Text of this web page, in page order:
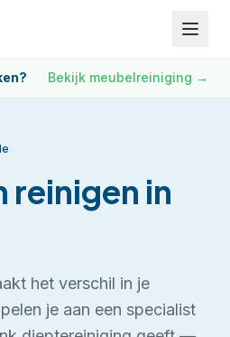
Bekijk meubelreiniging →
reinigen in
het verschil in je
je aan een specialist